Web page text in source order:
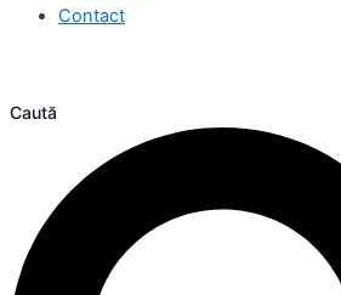
Contact
Caută